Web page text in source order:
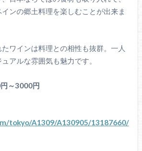
ンの郷土料理を楽しむことが出来ま
ワインは料理との相性も抜群。一人
アルな雰囲気も魅力です。
～3000円
tokyo/A1309/A130905/13187660/